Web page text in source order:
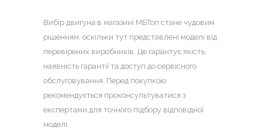
Вибір двигуна в магазині МБТоп стане чудовим
рішенням, оскільки тут представлені моделі від
перевірених виробників. Це гарантує якість,
наявність гарантії та доступ до сервісного
обслуговування. Перед покупкою
рекомендується проконсультуватися з
експертами для точного підбору відповідної
моделі.